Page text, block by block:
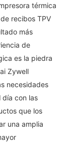
térmica
recibos TPV
más
de
es la piedra
Zywell
necesidades
día con las
que los
una amplia